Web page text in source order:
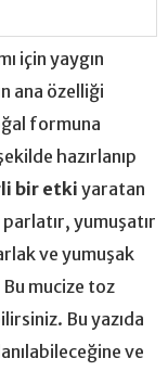
için yaygın
ana özelliği
formuna
hazırlanıp
bir etki yaratan
yumuşatır
ve yumuşak
mucize toz
Bu yazıda
ve